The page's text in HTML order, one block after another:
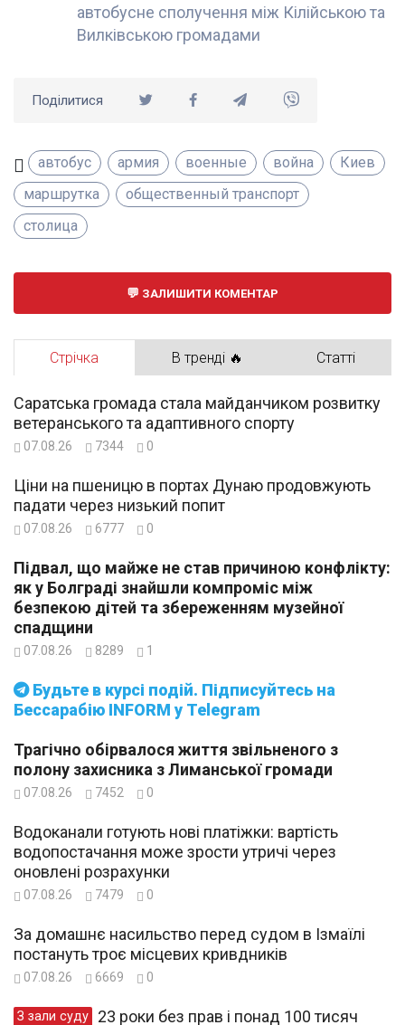
автобусне сполучення між Кілійською та
Вилківською громадами
Поділитися
автобус армия военные война
Киев
маршрутка
общественный транспорт
столица
ЗАЛИШИТИ КОМЕНТАР
Стрічка В тренді 🔥 Статті
Будьте в курсі подій. Підписуйтесь на
Бессарабію INFORM у Telegram
Саратська громада стала майданчиком розвитку
ветеранського та адаптивного спорту
07.08.26 7344 0
Ціни на пшеницю в портах Дунаю продовжують
падати через низький попит
07.08.26 6777 0
Підвал, що майже не став причиною конфлікту:
як у Болграді знайшли компроміс між
безпекою дітей та збереженням музейної
спадщини
07.08.26 8289 1
Трагічно обірвалося життя звільненого з
полону захисника з Лиманської громади
07.08.26 7452 0
Водоканали готують нові платіжки: вартість
водопостачання може зрости утричі через
оновлені розрахунки
07.08.26 7479 0
За домашнє насильство перед судом в Ізмаїлі
постануть троє місцевих кривдників
07.08.26 6669 0
З зали суду